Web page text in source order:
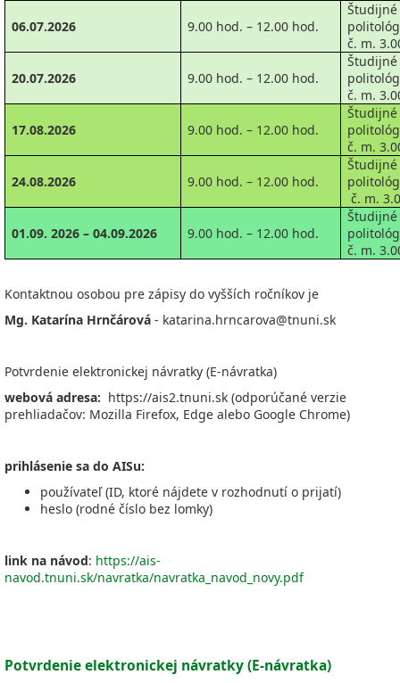
06.07.2026 9.00 hod. – 12.00 hod.
č. m.
20.07.2026 9.00 hod. – 12.00 hod.
č. m.
17.08.2026 9.00 hod. – 12.00 hod.
č. m.
24.08.2026 9.00 hod. – 12.00 hod.
č. m.
01.09. 2026 – 04.09.2026 9.00 hod. – 12.00 hod.
č. m.
Kontaktnou osobou pre zápisy do vyšších ročníkov je
Mg. Katarína Hrnčárová - katarina.hrncarova@tnuni.sk
Potvrdenie elektronickej návratky (E-návratka)
webová adresa: https://ais2.tnuni.sk (odporúčané verzie
prehliadačov: Mozilla Firefox, Edge alebo Google Chrome)
prihlásenie sa do AISu:
používateľ (ID, ktoré nájdete v rozhodnutí o prijatí)
heslo (rodné číslo bez lomky)
link na návod: https://ais-
navod.tnuni.sk/navratka/navratka_navod_novy.pdf
Potvrdenie elektronickej návratky (E-návratka)